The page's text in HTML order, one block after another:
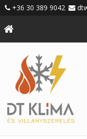
+36 30 389 9042